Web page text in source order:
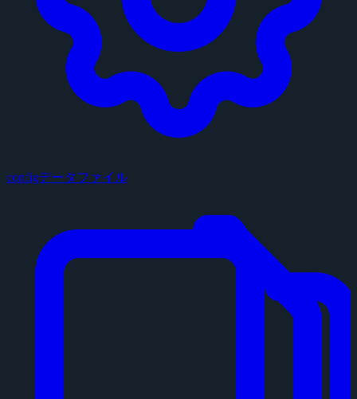
configデータファイル